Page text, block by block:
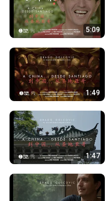
5:09
1:49
1:47